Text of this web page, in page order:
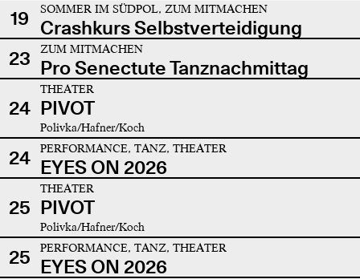
19 SOMMER IM SÜDPOL, ZUM MITMACHEN
Crashkurs Selbstverteidigung
23
ZUM MITMACHEN
Pro Senectute Tanznachmittag
24
THEATER
PIVOT
Polivka/Hafner/Koch
24 PERFORMANCE, TANZ, THEATER
EYES ON 2026
25
THEATER
PIVOT
Polivka/Hafner/Koch
25 PERFORMANCE, TANZ, THEATER
EYES ON 2026